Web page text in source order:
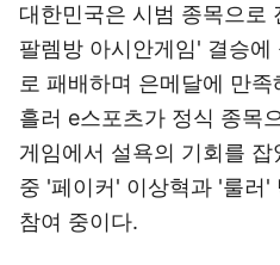
대한민국은 시범 종목으로
팔렘방 아시안게임' 결승에
로 패배하며 은메달에 만
흘러 e스포츠가 정식 종목
게임에서 설욕의 기회를
중 '페이커' 이상혁과 '룰러'
참여 중이다.